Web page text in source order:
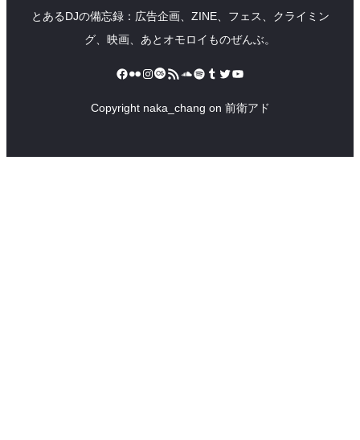
とあるDJの備忘録：広告企画、ZINE、フェス、クライミン
グ、映画、あとオモロイものぜんぶ。
Facebook
FlickrInstagram
Last.fm
RSS フィードSoundCloud
Spotify
Tumblr
Twitter
YouTube
Copyright naka_chang on 前衛アド